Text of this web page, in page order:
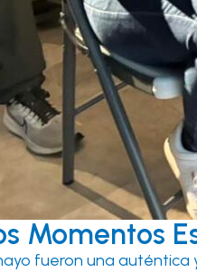
Momentos
fueron una